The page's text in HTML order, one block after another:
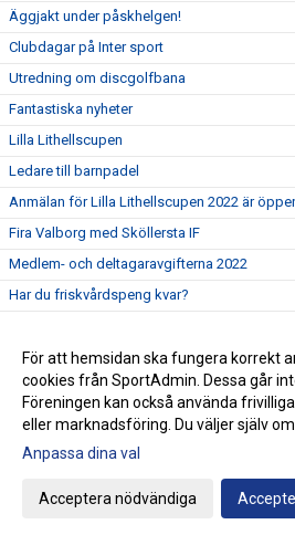
Äggjakt under påskhelgen!
Clubdagar på Inter sport
Utredning om discgolfbana
Fantastiska nyheter
Lilla Lithellscupen
Ledare till barnpadel
Anmälan för Lilla Lithellscupen 2022 är
Fira Valborg med Sköllersta IF
Medlem- och deltagaravgifterna 2022
Har du friskvårdspeng kvar?
Sommarjobb på Sköllervallen eller
Säsongens nya fotbollsskor är här!
Gå till Webbversion
För att hemsidan ska fungera korrekt
cookies från SportAdmin. Dessa går
Föreningen kan också använda
eller marknadsföring. Du väljer själv
Anpassa dina val
Acceptera nödvändiga